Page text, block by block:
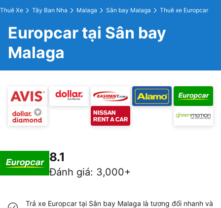
Thuê Xe Tây Ban Nha Malaga Sân bay Malaga Thuê xe Europcar
Europcar tại Sân bay
Malaga
8.1
Đánh giá: 3,000+
Trả xe Europcar tại Sân bay Malaga là tương đối nhanh và